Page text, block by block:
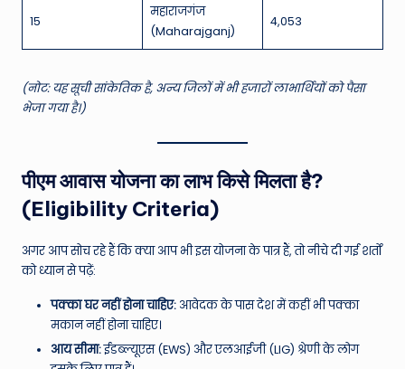
15
महाराजगंज
(Maharajganj)
4,053
(नोट: यह सूची सांकेतिक है, अन्य जिलों में भी हजारों लाभार्थियों को पैसा
भेजा गया है।)
पीएम आवास योजना का लाभ किसे मिलता है?
(Eligibility Criteria)
अगर आप सोच रहे हैं कि क्या आप भी इस योजना के पात्र हैं, तो नीचे दी गई शर्तों
को ध्यान से पढ़ें:
पक्का घर नहीं होना चाहिए: आवेदक के पास देश में कहीं भी पक्का
मकान नहीं होना चाहिए।
आय सीमा:ईडब्ल्यूएस (EWS) और एलआईजी (LIG) श्रेणी के लोग